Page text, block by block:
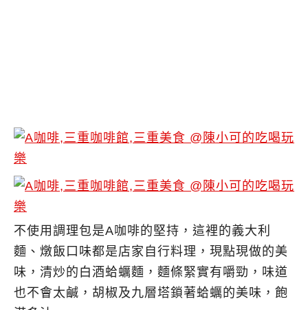
不使用調理包是A咖啡的堅持，這裡的義大利
麵、燉飯口味都是店家自行料理，現點現做的美
味，清炒的白酒蛤蠣麵，麵條緊實有嚼勁，味道
也不會太鹹，胡椒及九層塔鎖著蛤蠣的美味，飽